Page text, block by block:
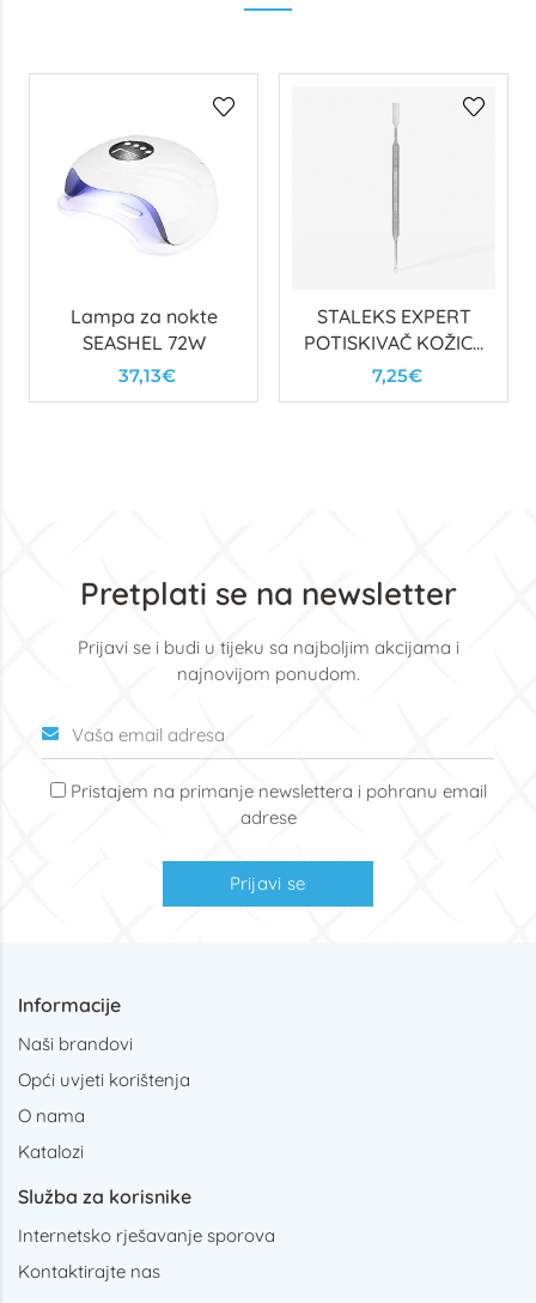
Lampa za nokte
SEASHEL 72W
37,13€
STALEKS EXPERT
POTISKIVAČ KOŽICE
(RAVNI I PRSTEN)
7,25€
Pretplati se na newsletter
Prijavi se i budi u tijeku sa najboljim akcijama i
najnovijom ponudom.
Pristajem na primanje newslettera i pohranu email
adrese
Prijavi se
Informacije
Naši brandovi
Opći uvjeti korištenja
O nama
Katalozi
Služba za korisnike
Internetsko rješavanje sporova
Kontaktirajte nas